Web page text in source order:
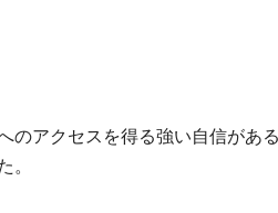
のアクセスを得る強い自信があ
。